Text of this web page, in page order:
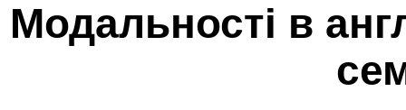
Модальності в